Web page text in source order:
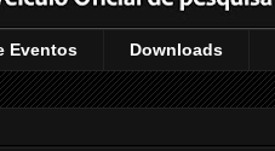
Eventos Downloads